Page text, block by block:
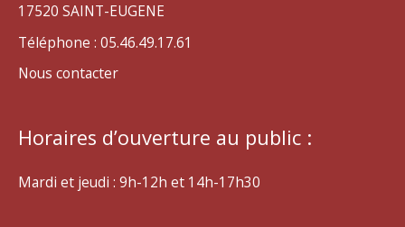
17520 SAINT-EUGENE
Téléphone : 05.46.49.17.61
Nous contacter
Horaires d’ouverture au public :
Mardi et jeudi : 9h-12h et 14h-17h30